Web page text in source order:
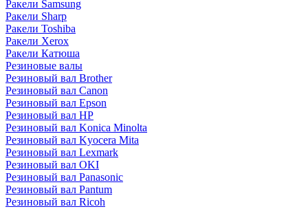
Ракели Samsung
Ракели Sharp
Ракели Toshiba
Ракели Xerox
Ракели Катюша
Резиновые валы
Резиновый вал Brother
Резиновый вал Canon
Резиновый вал Epson
Резиновый вал HP
Резиновый вал Konica Minolta
Резиновый вал Kyocera Mita
Резиновый вал Lexmark
Резиновый вал OKI
Резиновый вал Panasonic
Резиновый вал Pantum
Резиновый вал Ricoh